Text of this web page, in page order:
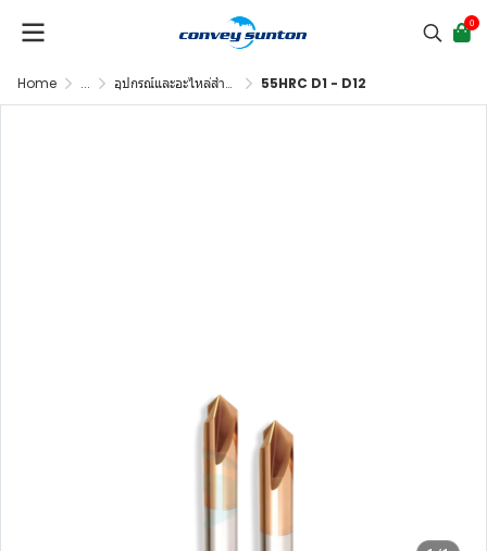
0
Home ... อุปกรณ์และอะไหล่สำหรับเครื่อง CNC 55HRC D1 - D12